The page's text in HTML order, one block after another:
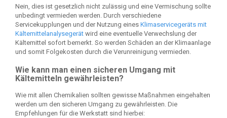
Nein, dies ist gesetzlich nicht zulässig und eine Vermischung sollte
unbedingt vermieden werden. Durch verschiedene
Servicekupplungen und der Nutzung eines Klimaservicegeräts mit
Kältemittelanalysegerät wird eine eventuelle Verwechslung der
Kältemittel sofort bemerkt. So werden Schäden an der Klimaanlage
und somit Folgekosten durch die Verunreinigung vermieden.
Wie kann man einen sicheren Umgang mit
Kältemitteln gewährleisten?
Wie mit allen Chemikalien sollten gewisse Maßnahmen eingehalten
werden um den sicheren Umgang zu gewährleisten. Die
Empfehlungen für die Werkstatt sind hierbei: